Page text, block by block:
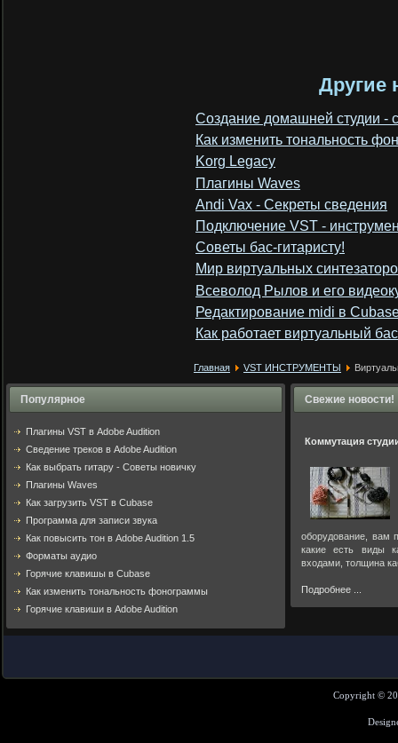
Другие
Создание домашней студии -
Как изменить тональность
Korg Legacy
Плагины Waves
Andi Vax - Секреты сведения
Подключение VST -
Советы бас-гитаристу!
Мир виртуальных
Всеволод Рылов и его
Редактирование midi в
Как работает виртуальный
Главная VST ИНСТРУМЕНТЫ
Популярное
Плагины VST в Adobe Audition
Cведение треков в Adobe Audition
Как выбрать гитару - Советы новичку
Плагины Waves
Как загрузить VST в Cubase
Программа для записи звука
Как повысить тон в Adobe Audition 1.5
Форматы аудио
Горячие клавишы в Cubase
Как изменить тональность фонограммы
Горячие клавиши в Adobe Audition
Свежие новости!
Коммутация
оборудование, вам
какие есть виды
входами, толщина
Подробнее ...
Copyright ©